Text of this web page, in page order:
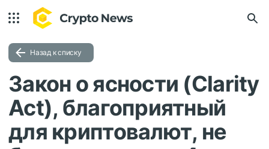
Назад к списку
Закон о ясности (Clarity
Act), благоприятный
для криптовалют, не